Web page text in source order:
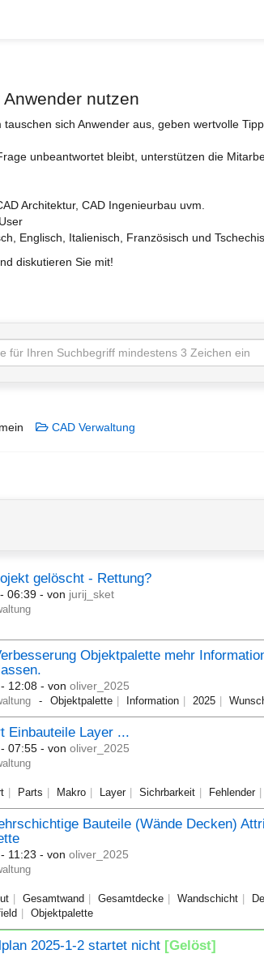
nutzen
tauschen sich Anwender aus, geben wertvolle
unbeantwortet bleibt, unterstützen die
Architektur, CAD Ingenieurbau uvm.
Englisch, Italienisch, Französisch und
diskutieren Sie mit!
CAD Verwaltung
gelöscht - Rettung?
06:39 - von jurij_sket
Objektpalette mehr
12:08 - vonoliver_2025
Objektpalette Information 2025
Einbauteile Layer ...
07:55 - vonoliver_2025
Parts Makro Layer Sichrbarkeit Fehlender
Bauteile (Wände Decken)
11:23 - vonoliver_2025
Gesamtwand Gesamtdecke Wandschicht
Objektpalette
2025-1-2 startet nicht [Gelöst]